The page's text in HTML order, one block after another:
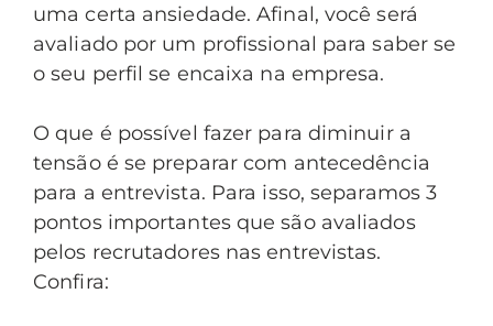
uma certa ansiedade. Afinal, você será
avaliado por um profissional para saber se
o seu perfil se encaixa na empresa.
O que é possível fazer para diminuir a
tensão é se preparar com antecedência
para a entrevista. Para isso, separamos 3
pontos importantes que são avaliados
pelos recrutadores nas entrevistas.
Confira: